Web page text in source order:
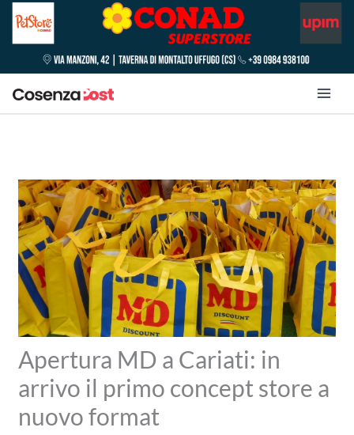
Apertura MD a Cariati: in
arrivo il primo concept store a
nuovo format